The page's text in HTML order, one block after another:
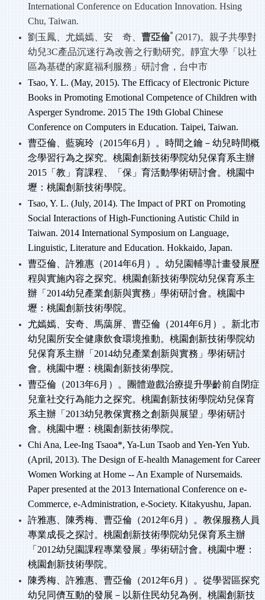
International Conference on Education Innovation. Hsing
Chu, Taiwan.
劉玉鳳、尤嫣嫣、安 奇、 曹亞倫* (2017)。親子共學對
幼兒3C產品沉迷行為改善之行動研究。靜宜大學「以社
區為基礎的家庭福利服務」研討會，台中市
Tsao, Y. L. (May, 2015). The Efficacy of Electronic Picture
Books in Promoting Emotional Competence of Children with
Asperger Syndrome. 2015 The 19th Global Chinese
Conference on Computers in Education. Taipei, Taiwan.
曹亞倫、藍琬玲（2015年6月）。時間之鑰－幼兒時間概
念學習行為之探究。桃園創新技術學院幼兒保育系主辦
2015 「教」育課程、「保」育活動學術研討會。桃園中
壢：桃園創新技術學院。
Tsao, Y. L. (July, 2014). The Impact of PRT on Promoting
Social Interactions of High-Functioning Autistic Child in
Taiwan. 2014 International Symposium on Language,
Linguistic, Literature and Education. Hokkaido, Japan.
曹亞倫、許雅惠（2014年6月）。幼兒園輔導計畫發展歷
程與實施內容之探究。桃園創新技術學院幼兒保育系主
辦「 2014幼兒產業創新與實務」學術研討會。桃園中
壢：桃園創新技術學院。
尤嫣嫣、安奇、馬藹屏、曹亞倫（2014年6月）。新北市
幼兒園所安全健康飲食環境推動。桃園創新技術學院幼
兒保育系主辦「 2014幼兒產業創新與實務」學術研討
會。桃園中壢：桃園創新技術學院。
曹亞倫（2013年6月）。團體遊戲治療提升學齡前自閉症
兒童社交行為能力之探究。桃園創新技術學院幼兒保育
系主辦「 2013幼兒教保實務之創新與展望」學術研討
會。桃園中壢：桃園創新技術學院。
Chi Ana, Lee-Ing Tsaoa*, Ya-Lun Tsaob and Yen-Yen Yub.
(April, 2013). The Design of E-health Management for Career
Women Working at Home -- An Example of Nursemaids.
Paper presented at the 2013 International Conference on e-
Commerce, e-Administration, e-Society. Kitakyushu, Japan.
許雅惠、陳秀梅、曹亞倫（2012年6月）。教保服務人員
專業成長之探討。桃園創新技術學院幼兒保育系主辦
「 2012幼兒園課程專業發展」學術研討會。桃園中壢：
桃園創新技術學院。
陳秀梅、許雅惠、曹亞倫（2012年6月）。從學習區探究
幼兒同儕互動的發展－以新住民幼兒為例。桃園創新技